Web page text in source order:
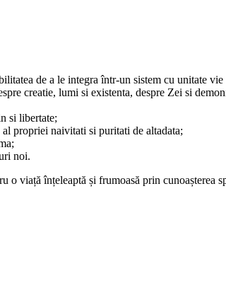
de a le integra într-un sistem cu unitate
creatie, lumi si existenta, despre Zei si
si libertate;
propriei naivitati si puritati de altadata;
noi.
o viață înțeleaptă și frumoasă prin cunoașterea